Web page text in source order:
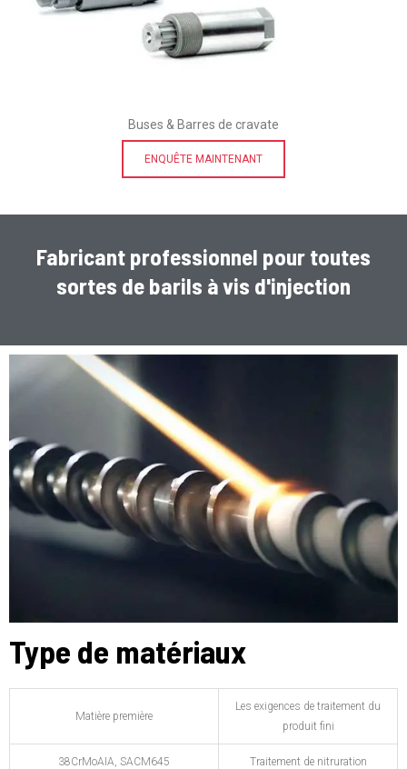
Buses & Barres de cravate
ENQUÊTE MAINTENANT
Fabricant professionnel pour toutes
sortes de barils à vis d'injection
Type de matériaux
Matière première
Les exigences de traitement du
produit fini
38CrMoAIA, SACM645 Traitement de nitruration